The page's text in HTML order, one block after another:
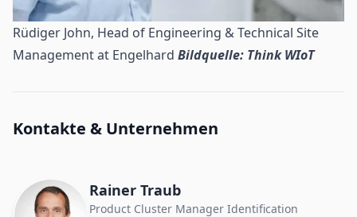
Rüdiger John, Head of Engineering & Technical Site
Management at Engelhard Bildquelle: Think WIoT
Kontakte & Unternehmen
Rainer Traub
Product Cluster Manager Identification